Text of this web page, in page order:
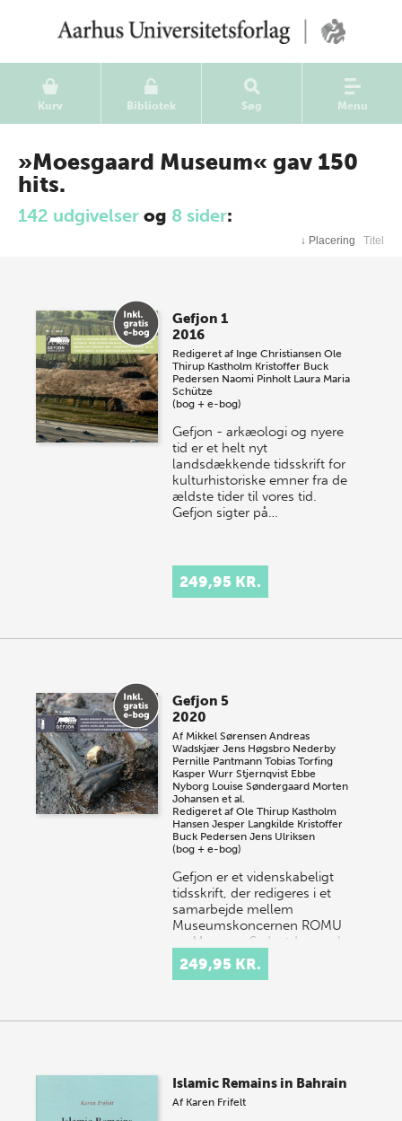
Kurv Bibliotek Søg Menu
»Moesgaard Museum« gav 150
hits.
142 udgivelser og 8 sider:
↓ Placering Titel
Gefjon 1
2016
Redigeret af Inge Christiansen Ole
Thirup Kastholm Kristoffer Buck
Pedersen Naomi Pinholt Laura Maria
Schütze
(bog + e-bog)
Gefjon - arkæologi og nyere
tid er et helt nyt
landsdækkende tidsskrift for
kulturhistoriske emner fra de
ældste tider til vores tid.
Gefjon sigter på…
249,95 KR.
Gefjon 5
2020
Af Mikkel Sørensen Andreas
Wadskjær Jens Høgsbro Nederby
Pernille Pantmann Tobias Torfing
Kasper Wurr Stjernqvist Ebbe
Nyborg Louise Søndergaard Morten
Johansen et al.
Redigeret afOle Thirup Kastholm
Hansen Jesper Langkilde Kristoffer
Buck Pedersen Jens Ulriksen
(bog + e-bog)
Gefjon er et videnskabeligt
tidsskrift, der redigeres i et
samarbejde mellem
Museumskoncernen ROMU
og Museum Sydøstdanmark,
og udgives af Aarhus Unive…
249,95 KR.
Islamic Remains in Bahrain
Af Karen Frifelt